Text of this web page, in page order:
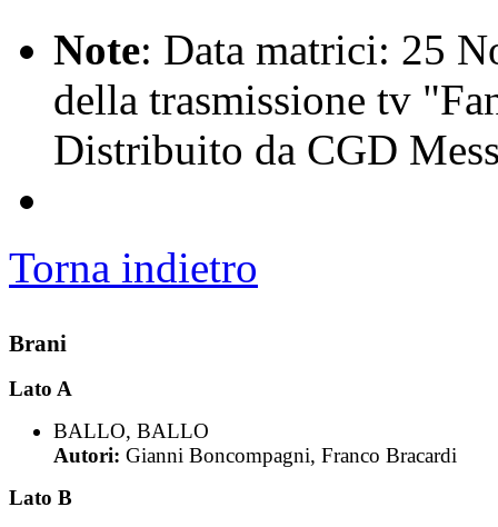
Note: Data matrici: 25
della trasmissione tv
Distribuito da CGD
Torna indietro
Brani
Lato A
BALLO, BALLO
Autori: Gianni Boncompagni, Franco Bracardi
Lato B